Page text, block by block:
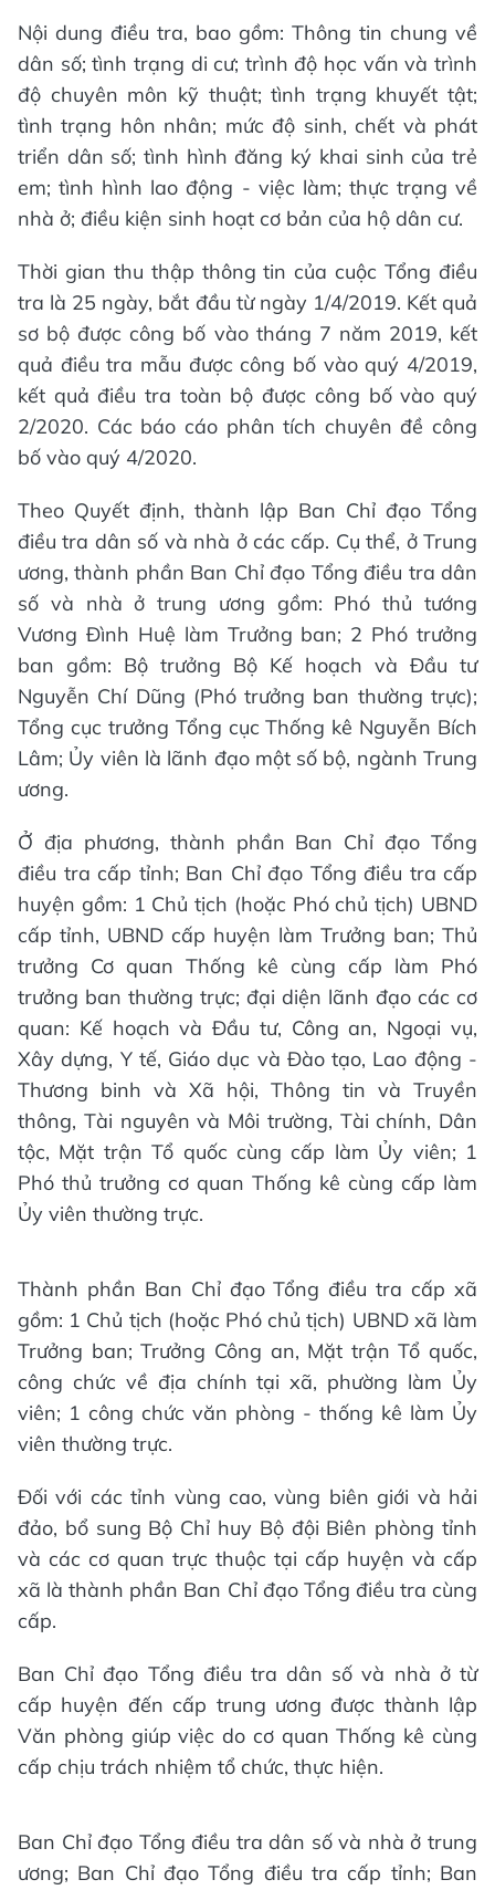
Nội dung điều tra, bao gồm: Thông tin chung về
dân số; tình trạng di cư; trình độ học vấn và trình
độ chuyên môn kỹ thuật; tình trạng khuyết tật;
tình trạng hôn nhân; mức độ sinh, chết và phát
triển dân số; tình hình đăng ký khai sinh của trẻ
em; tình hình lao động - việc làm; thực trạng về
nhà ở; điều kiện sinh hoạt cơ bản của hộ dân cư.
Thời gian thu thập thông tin của cuộc Tổng điều
tra là 25 ngày, bắt đầu từ ngày 1/4/2019. Kết quả
sơ bộ được công bố vào tháng 7 năm 2019, kết
quả điều tra mẫu được công bố vào quý 4/2019,
kết quả điều tra toàn bộ được công bố vào quý
2/2020. Các báo cáo phân tích chuyên đề công
bố vào quý 4/2020.
Theo Quyết định, thành lập Ban Chỉ đạo Tổng
điều tra dân số và nhà ở các cấp. Cụ thể, ở Trung
ương, thành phần Ban Chỉ đạo Tổng điều tra dân
số và nhà ở trung ương gồm: Phó thủ tướng
Vương Đình Huệ làm Trưởng ban; 2 Phó trưởng
ban gồm: Bộ trưởng Bộ Kế hoạch và Đầu tư
Nguyễn Chí Dũng (Phó trưởng ban thường trực);
Tổng cục trưởng Tổng cục Thống kê Nguyễn Bích
Lâm; Ủy viên là lãnh đạo một số bộ, ngành Trung
ương.
Ở địa phương, thành phần Ban Chỉ đạo Tổng
điều tra cấp tỉnh; Ban Chỉ đạo Tổng điều tra cấp
huyện gồm: 1 Chủ tịch (hoặc Phó chủ tịch) UBND
cấp tỉnh, UBND cấp huyện làm Trưởng ban; Thủ
trưởng Cơ quan Thống kê cùng cấp làm Phó
trưởng ban thường trực; đại diện lãnh đạo các cơ
quan: Kế hoạch và Đầu tư, Công an, Ngoại vụ,
Xây dựng, Y tế, Giáo dục và Đào tạo, Lao động -
Thương binh và Xã hội, Thông tin và Truyền
thông, Tài nguyên và Môi trường, Tài chính, Dân
tộc, Mặt trận Tổ quốc cùng cấp làm Ủy viên; 1
Phó thủ trưởng cơ quan Thống kê cùng cấp làm
Ủy viên thường trực.
Thành phần Ban Chỉ đạo Tổng điều tra cấp xã
gồm: 1 Chủ tịch (hoặc Phó chủ tịch) UBND xã làm
Trưởng ban; Trưởng Công an, Mặt trận Tổ quốc,
công chức về địa chính tại xã, phường làm Ủy
viên; 1 công chức văn phòng - thống kê làm Ủy
viên thường trực.
Đối với các tỉnh vùng cao, vùng biên giới và hải
đảo, bổ sung Bộ Chỉ huy Bộ đội Biên phòng tỉnh
và các cơ quan trực thuộc tại cấp huyện và cấp
xã là thành phần Ban Chỉ đạo Tổng điều tra cùng
cấp.
Ban Chỉ đạo Tổng điều tra dân số và nhà ở từ
cấp huyện đến cấp trung ương được thành lập
Văn phòng giúp việc do cơ quan Thống kê cùng
cấp chịu trách nhiệm tổ chức, thực hiện.
Ban Chỉ đạo Tổng điều tra dân số và nhà ở trung
ương; Ban Chỉ đạo Tổng điều tra cấp tỉnh; Ban